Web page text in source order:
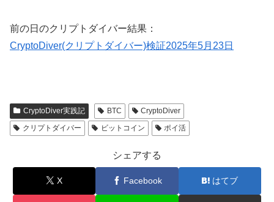
前の日のクリプトダイバー結果：
CryptoDiver(クリプトダイバー)検証2025年5月23日
CryptoDiver実践記 BTC
CryptoDiver
クリプトダイバー
ビットコイン ポイ活
シェアする
X Facebook はてブ